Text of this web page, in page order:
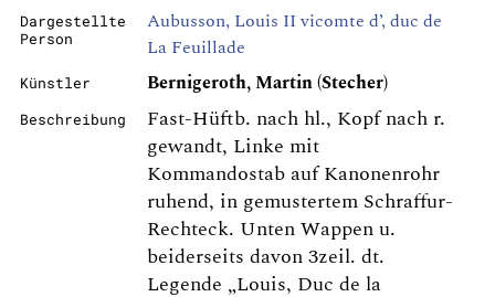
Dargestellte
Person
Aubusson, Louis II vicomte d’, duc de
La Feuillade
Künstler Bernigeroth, Martin (Stecher)
Beschreibung
Fast-Hüftb. nach hl., Kopf nach r.
gewandt, Linke mit
Kommandostab auf Kanonenrohr
ruhend, in gemustertem Schraffur-
Rechteck. Unten Wappen u.
beiderseits davon 3zeil. dt.
Legende „Louis, Duc de la